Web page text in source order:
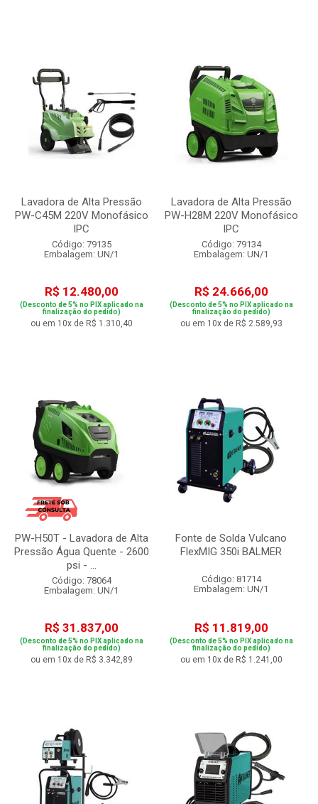
Lavadora de Alta Pressão
PW-C45M 220V Monofásico
IPC
Código: 79135
Embalagem: UN/1
R$ 12.480,00
(Desconto de 5% no PIX aplicado na
finalização do pedido)
ou em 10x de R$ 1.310,40
Lavadora de Alta Pressão
PW-H28M 220V Monofásico
IPC
Código: 79134
Embalagem: UN/1
R$ 24.666,00
(Desconto de 5% no PIX aplicado na
finalização do pedido)
ou em 10x de R$ 2.589,93
PW-H50T - Lavadora de Alta
Pressão Água Quente - 2600
psi - ...
Código: 78064
Embalagem: UN/1
R$ 31.837,00
(Desconto de 5% no PIX aplicado na
finalização do pedido)
ou em 10x de R$ 3.342,89
Fonte de Solda Vulcano
FlexMIG 350i BALMER
Código: 81714
Embalagem: UN/1
R$ 11.819,00
(Desconto de 5% no PIX aplicado na
finalização do pedido)
ou em 10x de R$ 1.241,00